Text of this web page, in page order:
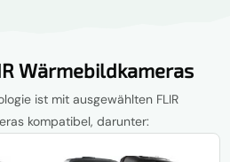
Wärmebildkameras
ist mit ausgewählten FLIR
kompatibel, darunter: